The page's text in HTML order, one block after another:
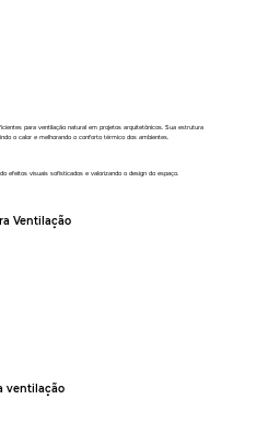
para ventilação natural em projetos arquitetônicos. Sua estrutura
o calor e melhorando o conforto térmico dos ambientes.
efeitos visuais sofisticados e valorizando o design do espaço.
Ventilação
ventilação